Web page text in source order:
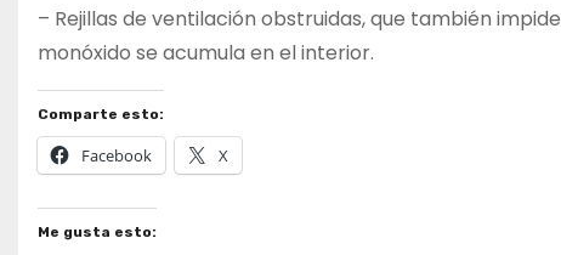
– Rejillas de ventilación obstruidas, que también
monóxido se acumula en el interior.
Comparte esto:
Facebook X
Me gusta esto: